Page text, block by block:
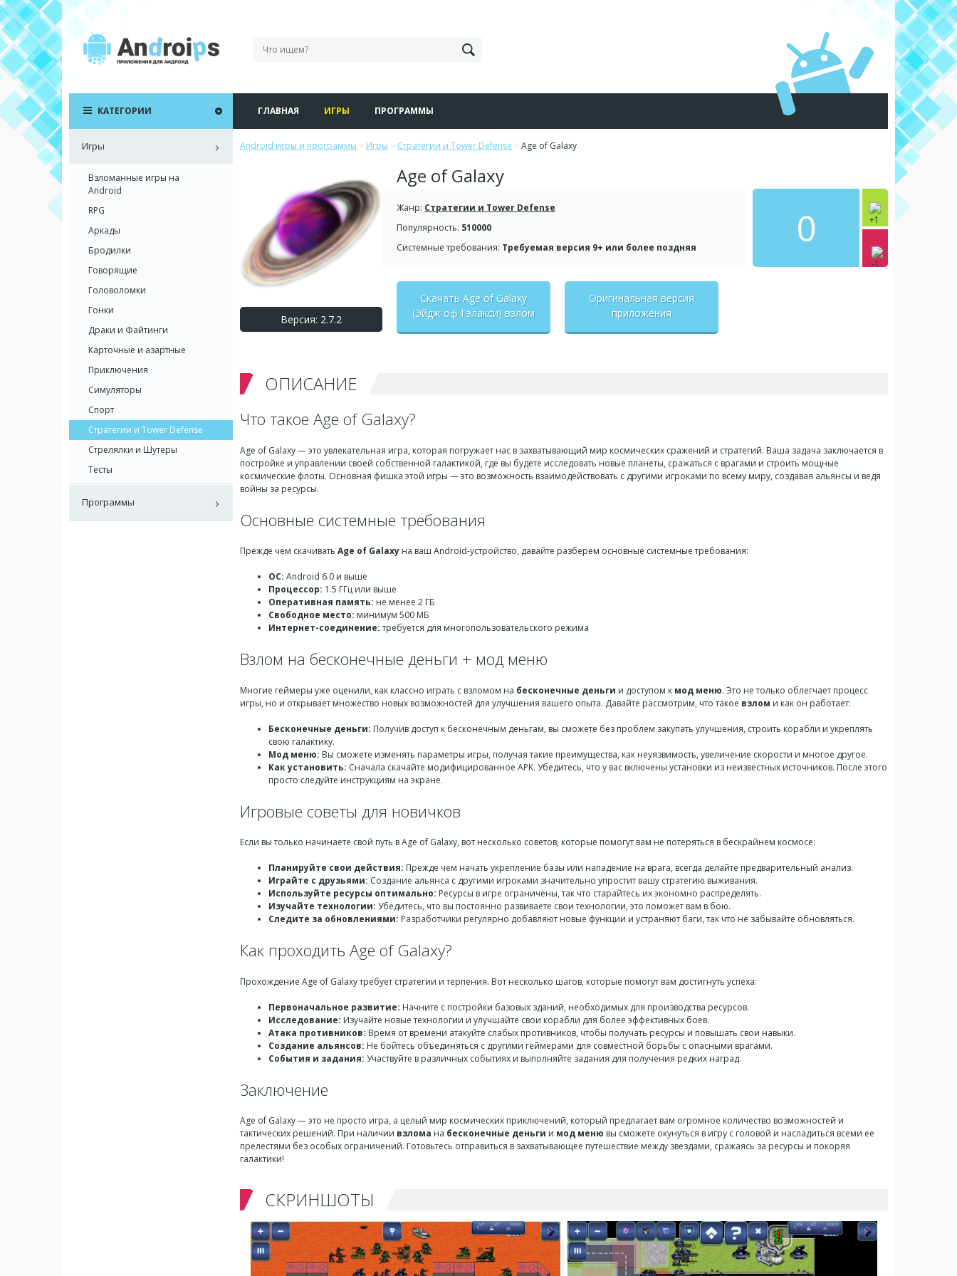
ГЛАВНАЯ ИГРЫ ПРОГРАММЫ
Android игры и программы > Игры > Стратегии и Tower Defense > Age of Galaxy
Версия: 2.7.2
Age of Galaxy
0
Жанр: Стратегии и Tower Defense
Популярность: 510000
Системные требования: Требуемая версия 9+ или более поздняя
Скачать Age of Galaxy
(Эйдж оф Гэлакси) взлом
Оригинальная версия
приложения
ОПИСАНИЕ
Что такое Age of Galaxy?
Age of Galaxy — это увлекательная игра, которая погружает нас в захватывающий мир космических сражений и стратегий. Ваша задача заключается в
постройке и управлении своей собственной галактикой, где вы будете исследовать новые планеты, сражаться с врагами и строить мощные
космические флоты. Основная фишка этой игры — это возможность взаимодействовать с другими игроками по всему миру, создавая альянсы и ведя
войны за ресурсы.
Основные системные требования
Прежде чем скачивать Age of Galaxy на ваш Android-устройство, давайте разберем основные системные требования:
ОС: Android 6.0 и выше
Процессор: 1.5 ГГц или выше
Оперативная память: не менее 2 ГБ
Свободное место: минимум 500 МБ
Интернет-соединение:требуется для многопользовательского режима
Взлом на бесконечные деньги + мод меню
Многие геймеры уже оценили, как классно играть с взломом на бесконечные деньги и доступом к мод меню. Это не только облегчает процесс
игры, но и открывает множество новых возможностей для улучшения вашего опыта. Давайте рассмотрим, что такое взлом и как он работает:
Бесконечные деньги: Получив доступ к бесконечным деньгам, вы сможете без проблем закупать улучшения, строить корабли и укреплять
свою галактику.
Мод меню: Вы сможете изменять параметры игры, получая такие преимущества, как неуязвимость, увеличение скорости и многое другое.
Как установить: Сначала скачайте модифицированное APK. Убедитесь, что у вас включены установки из неизвестных источников. После этого
просто следуйте инструкциям на экране.
Игровые советы для новичков
Если вы только начинаете свой путь в Age of Galaxy, вот несколько советов, которые помогут вам не потеряться в бескрайнем космосе:
Планируйте свои действия: Прежде чем начать укрепление базы или нападение на врага, всегда делайте предварительный анализ.
Играйте с друзьями: Создание альянса с другими игроками значительно упростит вашу стратегию выживания.
Используйте ресурсы оптимально: Ресурсы в игре ограничены, так что старайтесь их экономно распределять.
Изучайте технологии: Убедитесь, что вы постоянно развиваете свои технологии, это поможет вам в бою.
Следите за обновлениями: Разработчики регулярно добавляют новые функции и устраняют баги, так что не забывайте обновляться.
Как проходить Age of Galaxy?
Прохождение Age of Galaxy требует стратегии и терпения. Вот несколько шагов, которые помогут вам достигнуть успеха:
Первоначальное развитие: Начните с постройки базовых зданий, необходимых для производства ресурсов.
Исследование: Изучайте новые технологии и улучшайте свои корабли для более эффективных боев.
Атака противников: Время от времени атакуйте слабых противников, чтобы получать ресурсы и повышать свои навыки.
Создание альянсов: Не бойтесь объединяться с другими геймерами для совместной борьбы с опасными врагами.
События и задания: Участвуйте в различных событиях и выполняйте задания для получения редких наград.
Заключение
Age of Galaxy — это не просто игра, а целый мир космических приключений, который предлагает вам огромное количество возможностей и
тактических решений. При наличии взлома на бесконечные деньги и мод меню вы сможете окунуться в игру с головой и насладиться всеми ее
прелестями без особых ограничений. Готовьтесь отправиться в захватывающее путешествие между звездами, сражаясь за ресурсы и покоряя
галактики!
СКРИНШОТЫ
КАТЕГОРИИ
Игры
Взломанные игры на
Android
RPG
Аркады
Бродилки
Говорящие
Головоломки
Гонки
Драки и Файтинги
Карточные и азартные
Приключения
Симуляторы
Спорт
Стратегии и Tower Defense
Стрелялки и Шутеры
Тесты
Программы